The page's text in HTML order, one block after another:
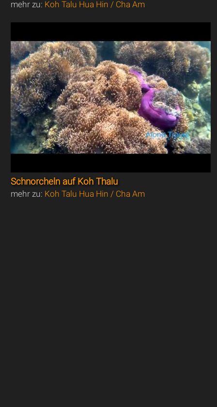
mehr zu: Koh Talu Hua Hin / Cha Am
Schnorcheln auf Koh Thalu
mehr zu: Koh Talu Hua Hin / Cha Am